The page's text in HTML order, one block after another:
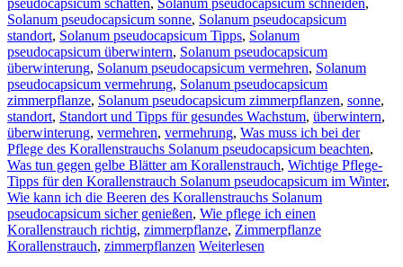
Solanum pseudocapsicum sonne, Solanum pseudocapsicum
standort, Solanum pseudocapsicum Tipps, Solanum
pseudocapsicum überwintern, Solanum pseudocapsicum
überwinterung, Solanum pseudocapsicum vermehren, Solanum
pseudocapsicum vermehrung, Solanum pseudocapsicum
zimmerpflanze, Solanum pseudocapsicum zimmerpflanzen, sonne,
standort, Standort und Tipps für gesundes Wachstum, überwintern,
überwinterung, vermehren, vermehrung, Was muss ich bei der
Pflege des Korallenstrauchs Solanum pseudocapsicum beachten,
Was tun gegen gelbe Blätter am Korallenstrauch, Wichtige Pflege-
Tipps für den Korallenstrauch Solanum pseudocapsicum im Winter,
Wie kann ich die Beeren des Korallenstrauchs Solanum
pseudocapsicum sicher genießen, Wie pflege ich einen
Korallenstrauch richtig, zimmerpflanze, Zimmerpflanze
Korallenstrauch, zimmerpflanzen Weiterlesen